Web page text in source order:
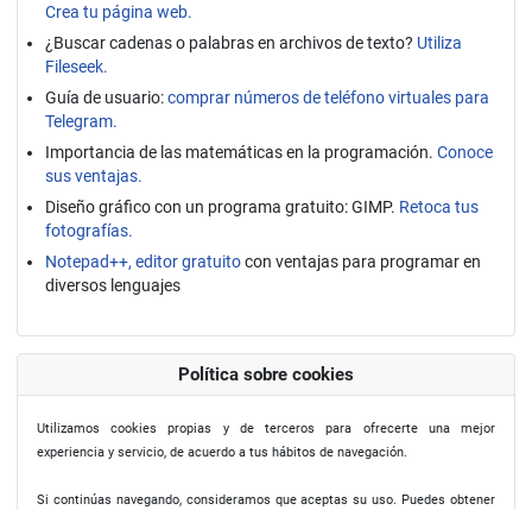
Crea tu página web.
¿Buscar cadenas o palabras en archivos de texto? Utiliza
Fileseek.
Guía de usuario:comprar números de teléfono virtuales para
Telegram.
Importancia de las matemáticas en la programación. Conoce
sus ventajas.
Diseño gráfico con un programa gratuito: GIMP. Retoca tus
fotografías.
Notepad++, editor gratuitocon ventajas para programar en
diversos lenguajes
Política sobre cookies
Utilizamos cookies propias y de terceros para ofrecerte una mejor
experiencia y servicio, de acuerdo a tus hábitos de navegación.
Si continúas navegando, consideramos que aceptas su uso. Puedes obtener